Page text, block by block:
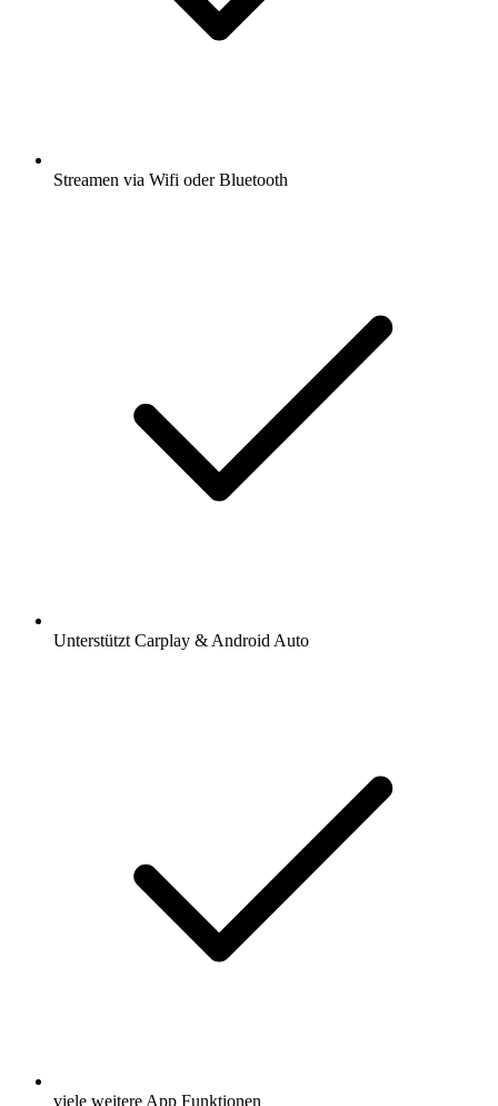
Streamen via Wifi oder Bluetooth
Unterstützt Carplay & Android Auto
viele weitere App Funktionen